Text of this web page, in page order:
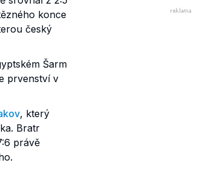
konce
český
Šarm
prvenství v
, který
Bratr
právě